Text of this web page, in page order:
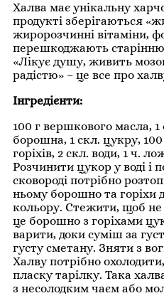
Халва має унікальну
продукті зберігаються
жиророзчинні вітаміни,
перешкоджають
«Лікує душу, живить
радістю» – це все про
Інгредієнти:
100 г вершкового масла,
борошна, 1 скл. цукру,
горіхів, 2 скл. води, 1 ч.
Розчинити цукор у воді і
сковороді потрібно
ньому борошно та горіхи
кольору. Стежити, щоб не
це борошно з горіхами
варити, доки суміш за
густу сметану. Зняти з
Халву потрібно
пласку тарілку. Така
з несолодким чаєм або